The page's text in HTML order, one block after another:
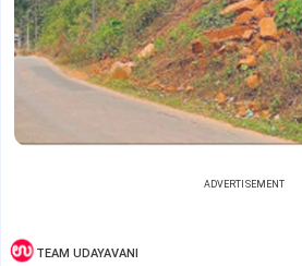
ADVERTISEMENT
TEAM UDAYAVANI